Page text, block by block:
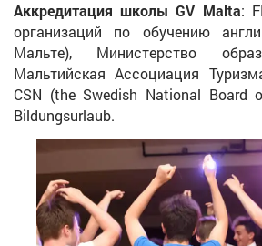
Аккредитация школы GV Malta:
организаций по обучению
Мальте), Министерство
Мальтийская Ассоциация
CSN (the Swedish National Board
Bildungsurlaub.